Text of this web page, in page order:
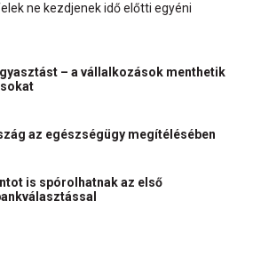
ne kezdjenek idő előtti egyéni
– a vállalkozások menthetik
az egészségügy megítélésében
is spórolhatnak az első